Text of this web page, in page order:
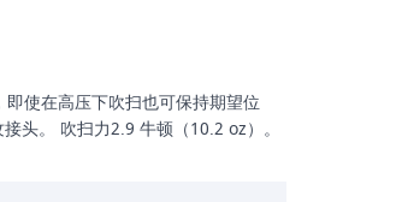
使在高压下吹扫也可保持期望位
头。 吹扫力2.9 牛顿（10.2 oz）。